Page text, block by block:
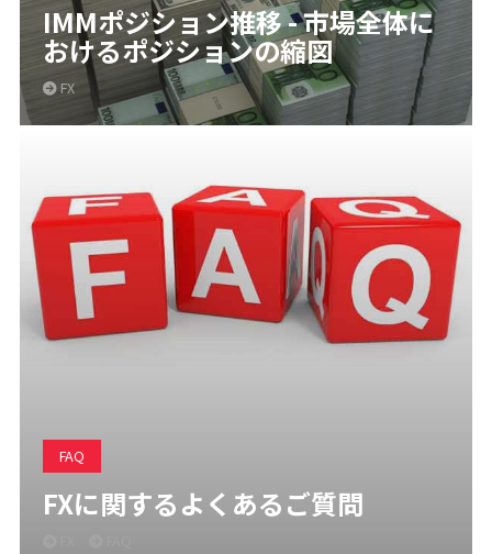
IMMポジション推移 - 市場全体に
おけるポジションの縮図
FX
FAQ
FXに関するよくあるご質問